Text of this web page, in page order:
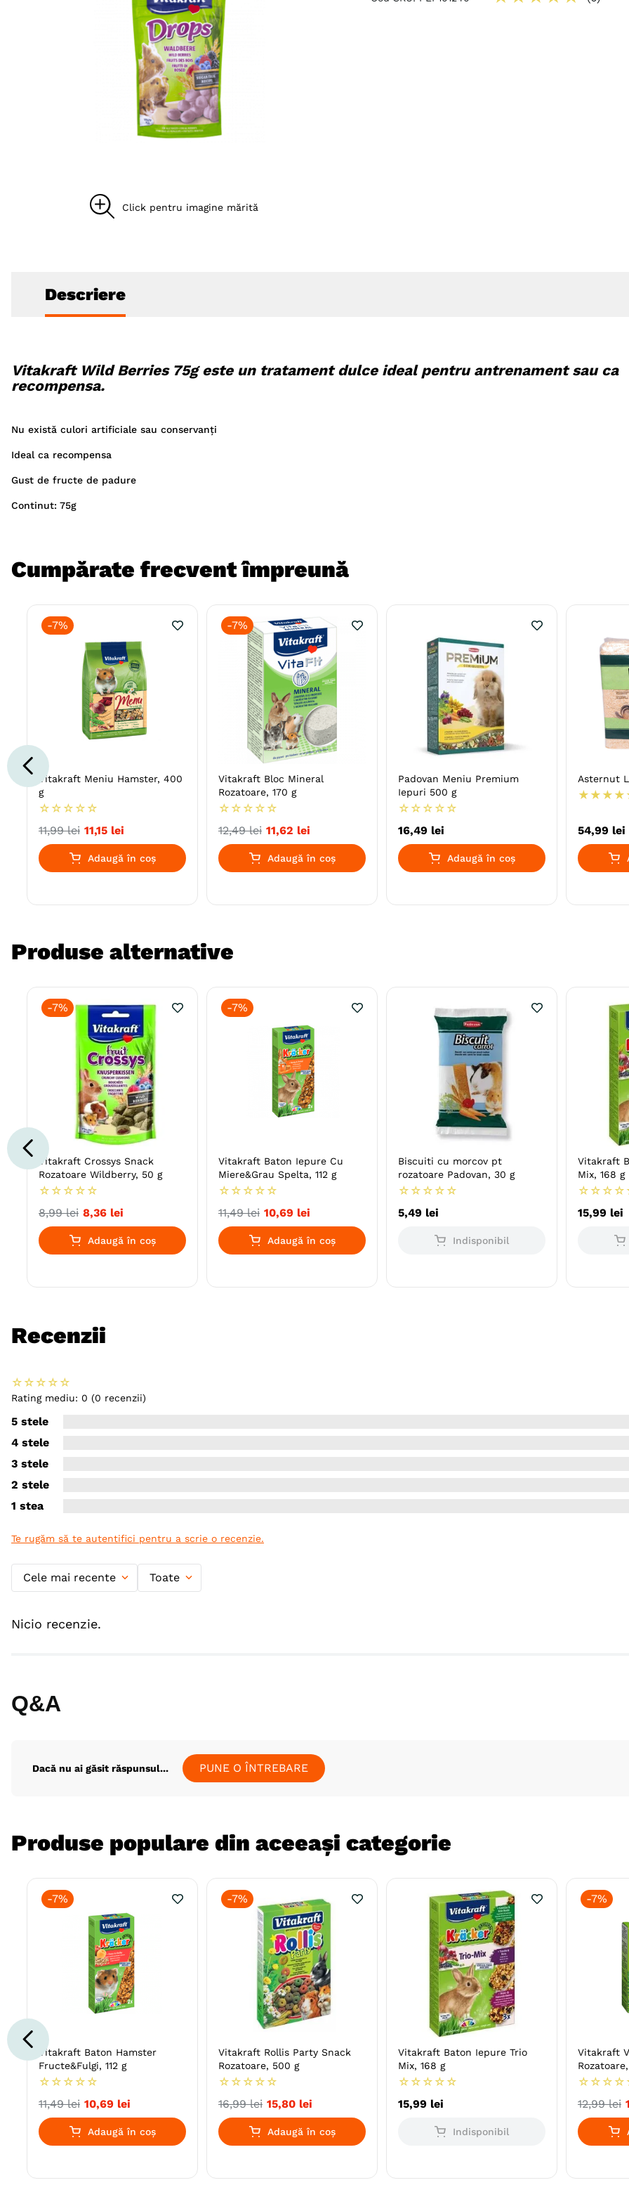
8. hypoallergenic
9. recompense caini
10. brit caini
Descriere
Vitakraft Wild Berries 75g este un tratament dulce ideal pentru antrenament sau ca
recompensa.
Nu există culori artificiale sau conservanți
Ideal ca recompensa
Gust de fructe de padure
Continut: 75g
Cumpărate frecvent împreună
-7%
Vitakraft Meniu Hamster, 400
g
☆ ☆ ☆ ☆ ☆
11,99 lei 11,15 lei
Adaugă în coș
-7%
Vitakraft Bloc Mineral
Rozatoare, 170 g
☆ ☆ ☆ ☆ ☆
12,49 lei 11,62 lei
Adaugă în coș
Padovan Meniu Premium
Iepuri 500 g
☆ ☆ ☆ ☆ ☆
16,49 lei
Adaugă în coș
Asternut
★ ★ ★ ★
54,99 lei
Produse alternative
-7%
Vitakraft Crossys Snack
Rozatoare Wildberry, 50 g
☆ ☆ ☆ ☆ ☆
8,99 lei 8,36 lei
Adaugă în coș
-7%
Vitakraft Baton Iepure Cu
Miere&Grau Spelta, 112 g
☆ ☆ ☆ ☆ ☆
11,49 lei 10,69 lei
Adaugă în coș
Biscuiti cu morcov pt
rozatoare Padovan, 30 g
☆ ☆ ☆ ☆ ☆
5,49 lei
Indisponibil
Vitakraft
Mix, 168 g
☆ ☆ ☆ ☆
15,99 lei
Recenzii
☆ ☆ ☆ ☆ ☆
Rating mediu: 0 (0 recenzii)
5 stele
4 stele
3 stele
2 stele
1 stea
Te rugăm să te autentifici pentru a scrie o recenzie.
Cele mai recente Toate
Nicio recenzie.
Q&A
Dacă nu ai găsit răspunsul... PUNE O ÎNTREBARE
Produse populare din aceeași categorie
-7%
Vitakraft Baton Hamster
Fructe&Fulgi, 112 g
☆ ☆ ☆ ☆ ☆
11,49 lei 10,69 lei
Adaugă în coș
-7%
Vitakraft Rollis Party Snack
Rozatoare, 500 g
☆ ☆ ☆ ☆ ☆
16,99 lei 15,80 lei
Adaugă în coș
Vitakraft Baton Iepure Trio
Mix, 168 g
☆ ☆ ☆ ☆ ☆
15,99 lei
Indisponibil
-7%
Vitakraft
☆ ☆ ☆ ☆
12,99 lei